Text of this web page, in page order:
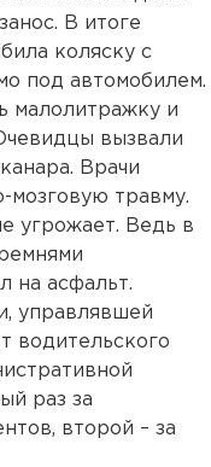
В итоге
коляску с
под автомобилем.
малолитражку и
вызвали
Врачи
мозговую травму.
угрожает. Ведь в
на асфальт.
управлявшей
водительского
раз за
второй – за